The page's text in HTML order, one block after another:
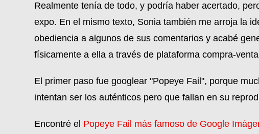
Realmente tenía de todo, y podría haber acertado,
expo. En el mismo texto, Sonia también me arroja la
obediencia a algunos de sus comentarios y acabé
físicamente a ella a través de plataforma compra-
El primer paso fue googlear "Popeye Fail", porque
intentan ser los auténticos pero que fallan en su
Encontré el Popeye Fail más famoso de Google